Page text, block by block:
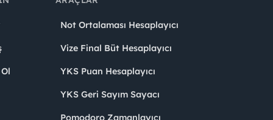
Not Ortalaması Hesaplayıcı
Vize Final Büt Hesaplayıcı
YKS Puan Hesaplayıcı
YKS Geri Sayım Sayacı
Pomodoro Zamanlayıcı